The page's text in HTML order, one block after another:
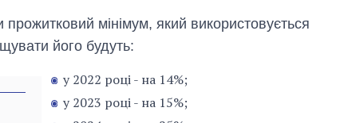
мінімум, який використовується
його будуть:
у 2022 році - на 14%;
у 2023 році - на 15%;